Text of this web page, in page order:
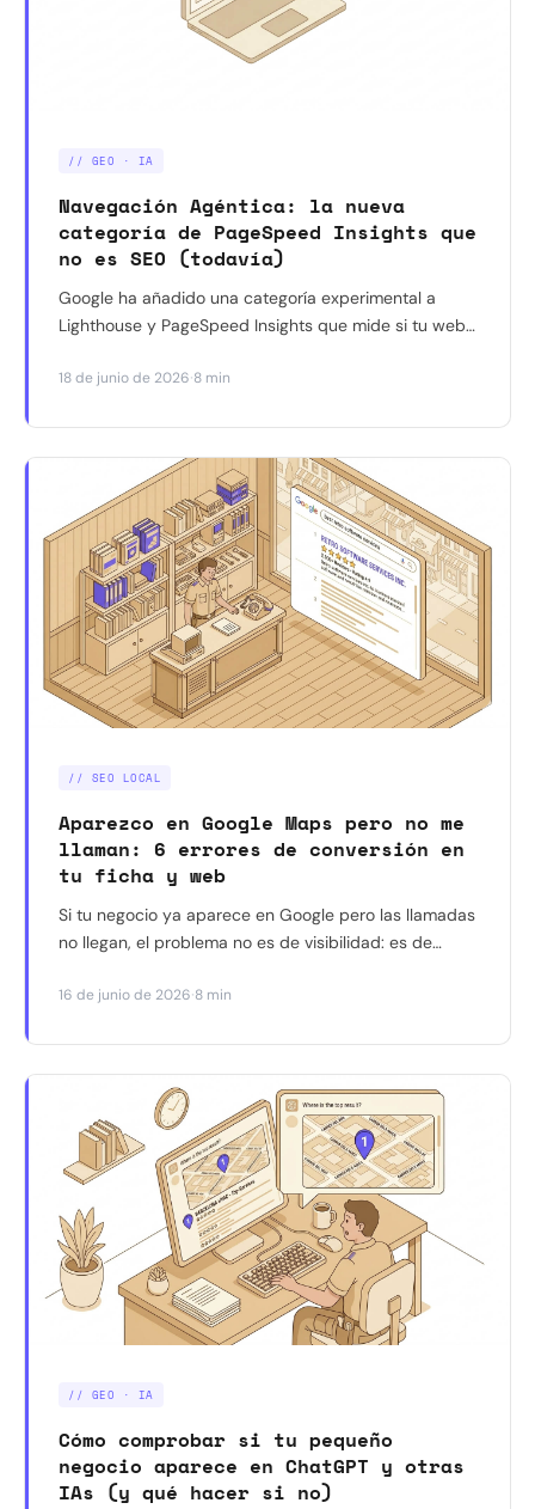
// GEO · IA
Navegación Agéntica: la nueva
categoría de PageSpeed Insights que
no es SEO (todavía)
Google ha añadido una categoría experimental a
Lighthouse y PageSpeed Insights que mide si tu web
posicionamiento en Google Search, pero conviene
18 de junio de 2026·8 min
// SEO LOCAL
Aparezco en Google Maps pero no me
llaman: 6 errores de conversión en
tu ficha y web
Si tu negocio ya aparece en Google pero las llamadas
no llegan, el problema no es de visibilidad: es de
tu web, y cómo corregir cada uno hoy mismo.
16 de junio de 2026·8 min
// GEO · IA
Cómo comprobar si tu pequeño
negocio aparece en ChatGPT y otras
IAs (y qué hacer si no)